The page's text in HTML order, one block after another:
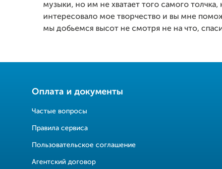
музыки, но им не хватает того самого толчка,
интересовало мое творчество и вы мне
мы добьемся высот не смотря не на что,
Оплата и документы
Частые вопросы
Правила сервиса
Пользовательское соглашение
Агентский договор